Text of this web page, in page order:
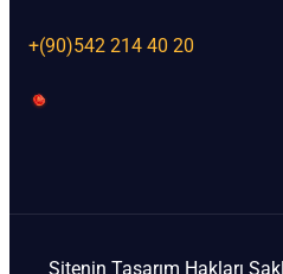
+(90)542 214 40 20
Sitenin Tasarım Hakları